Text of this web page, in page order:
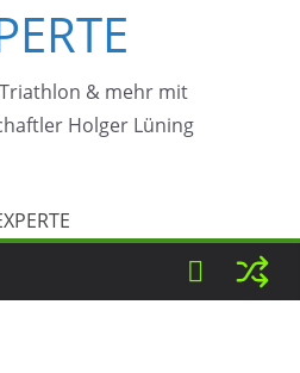
& mehr mit
Holger Lüning